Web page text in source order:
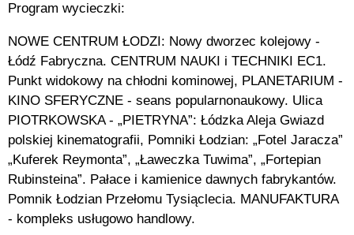
Program wycieczki:
NOWE CENTRUM ŁODZI: Nowy dworzec kolejowy -
Łódź Fabryczna. CENTRUM NAUKI i TECHNIKI EC1.
Punkt widokowy na chłodni kominowej, PLANETARIUM -
KINO SFERYCZNE - seans popularnonaukowy. Ulica
PIOTRKOWSKA - „PIETRYNA”: Łódzka Aleja Gwiazd
polskiej kinematografii, Pomniki Łodzian: „Fotel Jaracza”
„Kuferek Reymonta”, „Ławeczka Tuwima”, „Fortepian
Rubinsteina”. Pałace i kamienice dawnych fabrykantów.
Pomnik Łodzian Przełomu Tysiąclecia. MANUFAKTURA
- kompleks usługowo handlowy.